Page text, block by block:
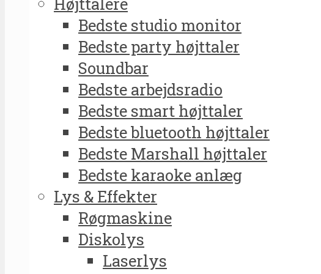
Bedste studio monitor
Bedste party højttaler
Soundbar
Bedste arbejdsradio
Bedste smart højttaler
Bedste bluetooth højttaler
Bedste Marshall højttaler
Bedste karaoke anlæg
Lys & Effekter
Røgmaskine
Diskolys
Laserlys